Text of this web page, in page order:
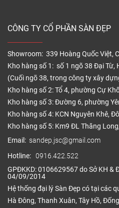
CÔNG TY CỔ PHẦN SÀN ĐẸP
Showroom: 339 Hoàng Quốc Việt,
Kho hàng số 1: số 1 ngõ 38 Đại Từ,
(Cuối ngõ 38, trong công ty xây
Kho hàng số 2: Tổ 4, phường Cự
Kho hàng số 3: Đường 6, phường
Kho hàng số 4: KCN Nguyên Khê,
Kho hàng số 5: Km9 ĐL Thăng
Email: sandep.jsc@gmail.com
Hotline: 0916.422.522
GPĐKKD: 0106629567 do Sở KH &
04/09/2014
Hệ thống đại lý Sàn Đẹp có tại các
Hà Đông, Thanh Xuân, Tây Hồ,